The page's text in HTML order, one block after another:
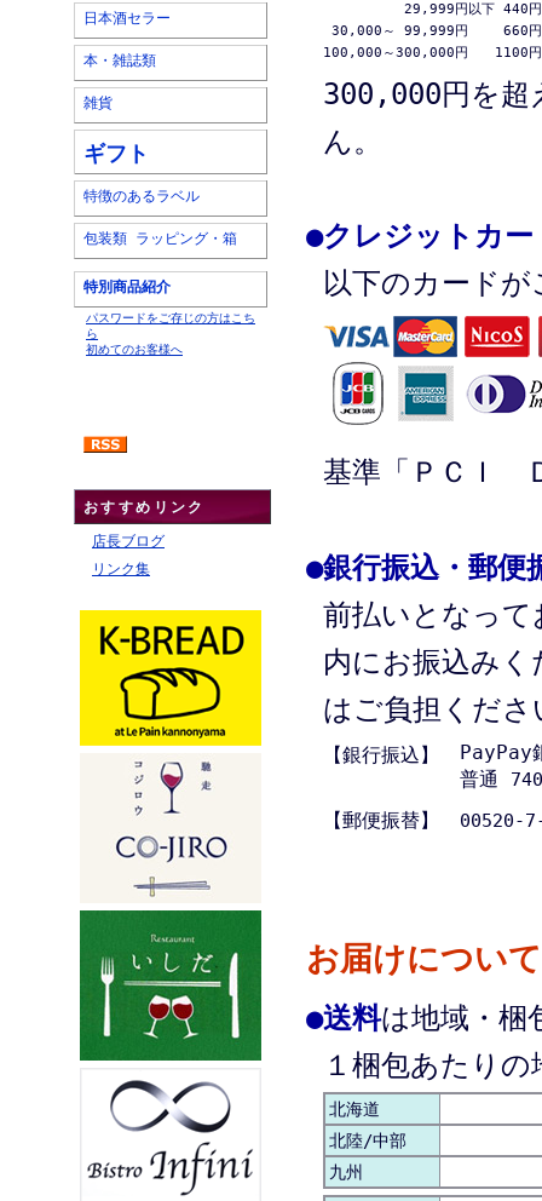
日本酒セラー
本・雑誌類
雑貨
ギフト
特徴のあるラベル
包装類 ラッピング・箱
特別商品紹介
パスワードをご存じの方はこち
ら
初めてのお客様へ
おすすめリンク
店長ブログ
リンク集
29,999円以下 440円
30,000～ 99,999円　　 660円
100,000～300,000円　　1100円
300,000円を超
ん。
●クレジットカー
以下のカード
基準「ＰＣＩ
●銀行振込・郵便
前払いとなっ
内にお振込み
はご負担くだ
【銀行振込】
PayPay
普通
【郵便振替】 00520-
お届けについて
●送料は地域・
１梱包あたり
北海道
北陸/中部
九州